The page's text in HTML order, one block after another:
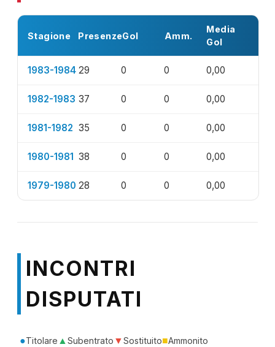
Stagione PresenzeGol Amm.
Media
Gol
1983-1984 29 0 0 0,00
1982-1983 37 0 0 0,00
1981-1982 35 0 0 0,00
1980-1981 38 0 0 0,00
1979-1980 28 0 0 0,00
INCONTRI
DISPUTATI
●Titolare ▲Subentrato ▼Sostituito■Ammonito